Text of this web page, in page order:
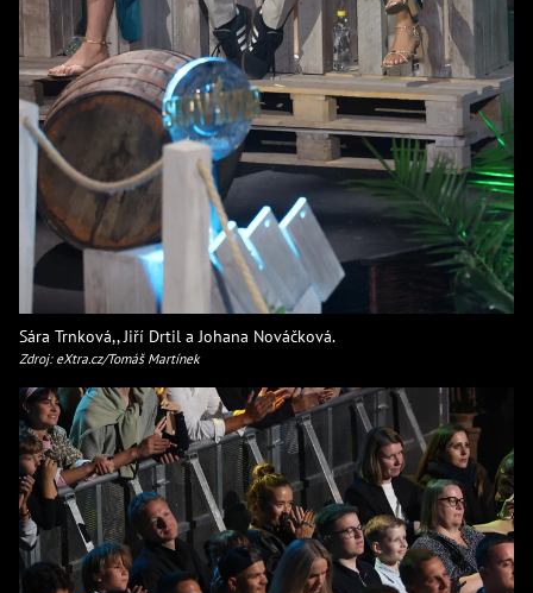
Sára Trnková,, Jiří Drtil a Johana Nováčková.
Zdroj: eXtra.cz/Tomáš Martínek